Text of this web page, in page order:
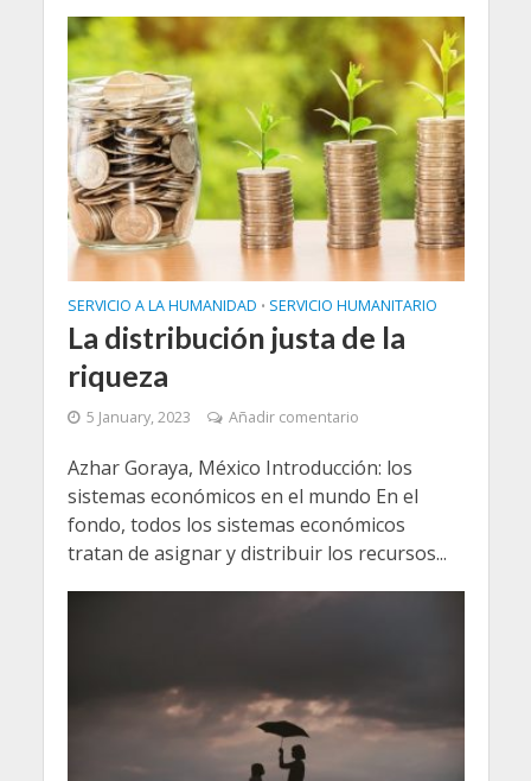
SERVICIO A LA HUMANIDAD • SERVICIO HUMANITARIO
La distribución justa de la
riqueza
5 January, 2023 Añadir comentario
Azhar Goraya, México Introducción: los
sistemas económicos en el mundo En el
fondo, todos los sistemas económicos
tratan de asignar y distribuir los recursos...